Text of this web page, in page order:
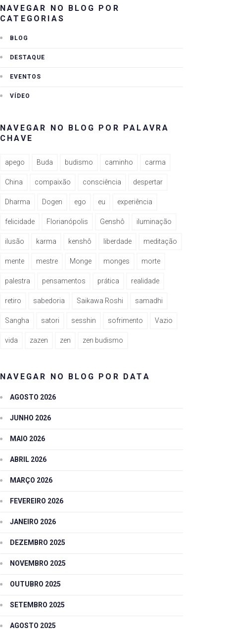
NAVEGAR NO BLOG POR
CATEGORIAS
BLOG
DESTAQUE
EVENTOS
VÍDEO
NAVEGAR NO BLOG POR PALAVRA
CHAVE
apego Buda budismo caminho carma
China compaixão consciência despertar
Dharma Dogen ego eu experiência
felicidade Florianópolis Genshô iluminação
ilusão karma kenshô liberdade meditação
mente mestre Monge monges morte
palestra pensamentos prática realidade
retiro sabedoria Saikawa Roshi samadhi
Sangha satori sesshin sofrimento Vazio
vida zazen zen zen budismo
NAVEGAR NO BLOG POR DATA
AGOSTO 2026
JUNHO 2026
MAIO 2026
ABRIL 2026
MARÇO 2026
FEVEREIRO 2026
JANEIRO 2026
DEZEMBRO 2025
NOVEMBRO 2025
OUTUBRO 2025
SETEMBRO 2025
AGOSTO 2025